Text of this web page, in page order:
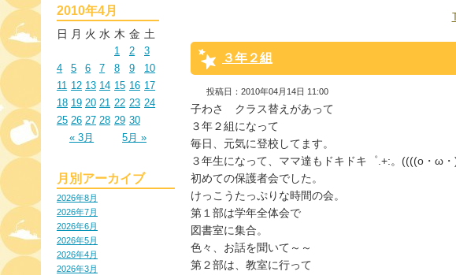
2010年4月
日 月 火 水 木 金 土
1 2
3
4
5 6 7 8 9
10
11 12 13 14 15 16 17
18 19 20 21 22 23 24
25 26 27 28 29 30
« 3月
5月 »
月別アーカイブ
2026年8月
2026年7月
2026年6月
2026年5月
2026年4月
2026年3月
３年２組
投稿日：2010年04月14日 11:00
子わさ　クラス替えがあって
３年２組になって
毎日、元気に登校してます。
３年生になって、ママ達もドキドキ゜.+:。((((o・ω・
初めての保護者会でした。
けっこうたっぷりな時間の会。
第１部は学年全体会で
図書室に集合。
色々、お話を聞いて～～
第２部は、教室に行って